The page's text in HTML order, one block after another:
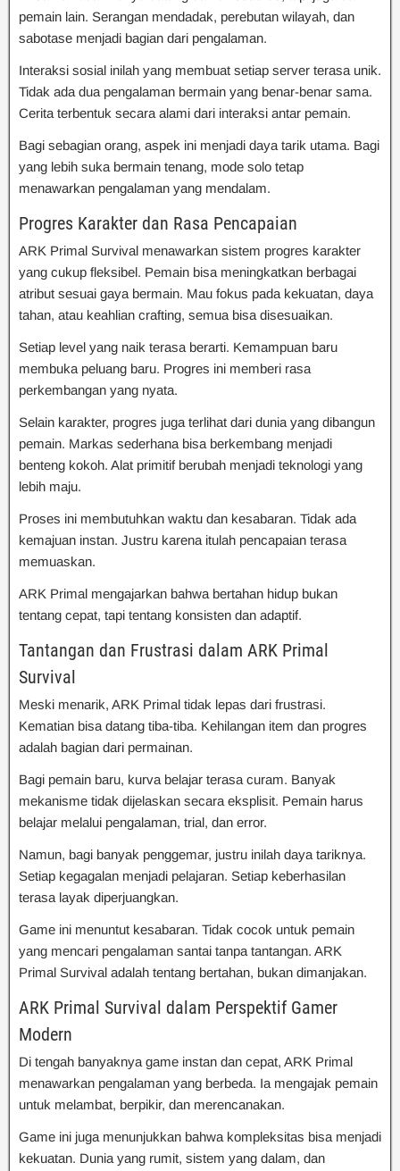
pemain lain. Serangan mendadak, perebutan wilayah, dan
sabotase menjadi bagian dari pengalaman.
Interaksi sosial inilah yang membuat setiap server terasa unik.
Tidak ada dua pengalaman bermain yang benar-benar sama.
Cerita terbentuk secara alami dari interaksi antar pemain.
Bagi sebagian orang, aspek ini menjadi daya tarik utama. Bagi
yang lebih suka bermain tenang, mode solo tetap
menawarkan pengalaman yang mendalam.
Progres Karakter dan Rasa Pencapaian
ARK Primal Survival menawarkan sistem progres karakter
yang cukup fleksibel. Pemain bisa meningkatkan berbagai
atribut sesuai gaya bermain. Mau fokus pada kekuatan, daya
tahan, atau keahlian crafting, semua bisa disesuaikan.
Setiap level yang naik terasa berarti. Kemampuan baru
membuka peluang baru. Progres ini memberi rasa
perkembangan yang nyata.
Selain karakter, progres juga terlihat dari dunia yang dibangun
pemain. Markas sederhana bisa berkembang menjadi
benteng kokoh. Alat primitif berubah menjadi teknologi yang
lebih maju.
Proses ini membutuhkan waktu dan kesabaran. Tidak ada
kemajuan instan. Justru karena itulah pencapaian terasa
memuaskan.
ARK Primal mengajarkan bahwa bertahan hidup bukan
tentang cepat, tapi tentang konsisten dan adaptif.
Tantangan dan Frustrasi dalam ARK Primal
Survival
Meski menarik, ARK Primal tidak lepas dari frustrasi.
Kematian bisa datang tiba-tiba. Kehilangan item dan progres
adalah bagian dari permainan.
Bagi pemain baru, kurva belajar terasa curam. Banyak
mekanisme tidak dijelaskan secara eksplisit. Pemain harus
belajar melalui pengalaman, trial, dan error.
Namun, bagi banyak penggemar, justru inilah daya tariknya.
Setiap kegagalan menjadi pelajaran. Setiap keberhasilan
terasa layak diperjuangkan.
Game ini menuntut kesabaran. Tidak cocok untuk pemain
yang mencari pengalaman santai tanpa tantangan. ARK
Primal Survival adalah tentang bertahan, bukan dimanjakan.
ARK Primal Survival dalam Perspektif Gamer
Modern
Di tengah banyaknya game instan dan cepat, ARK Primal
menawarkan pengalaman yang berbeda. Ia mengajak pemain
untuk melambat, berpikir, dan merencanakan.
Game ini juga menunjukkan bahwa kompleksitas bisa menjadi
kekuatan. Dunia yang rumit, sistem yang dalam, dan